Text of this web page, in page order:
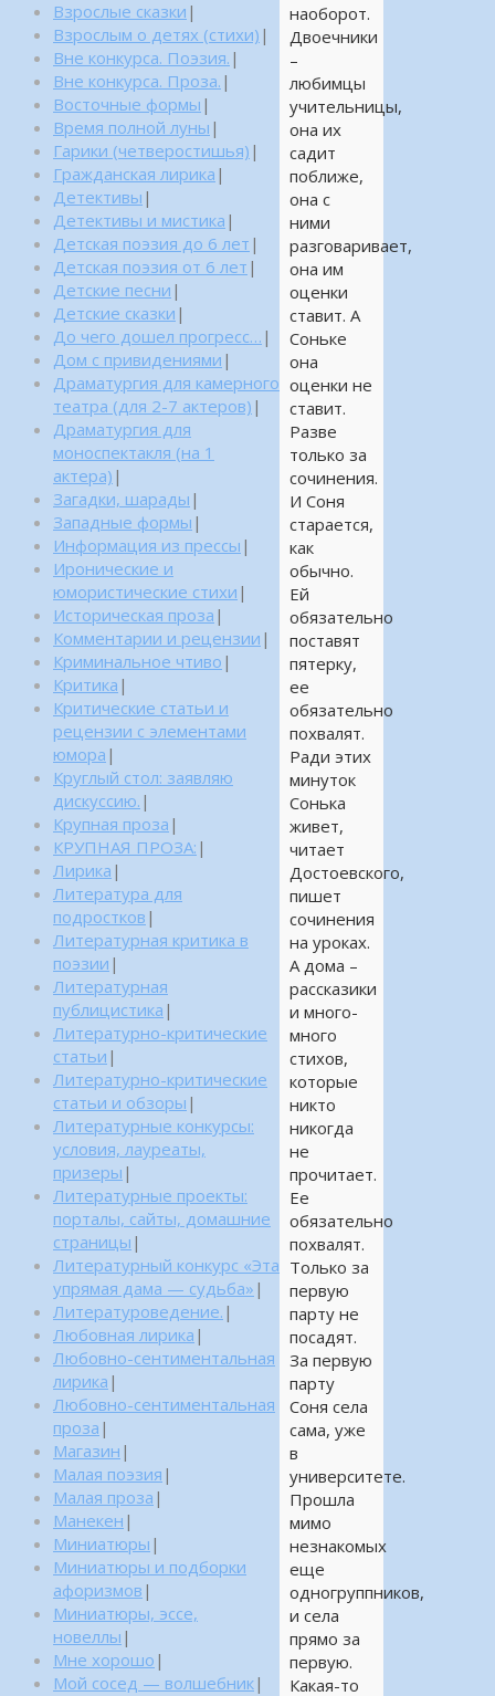
наоборот.
Двоечники
–
любимцы
учительницы,
она их
садит
поближе,
она с
ними
разговаривает,
она им
оценки
ставит. А
Соньке
она
оценки не
ставит.
Разве
только за
сочинения.
И Соня
старается,
как
обычно.
Ей
обязательно
поставят
пятерку,
ее
обязательно
похвалят.
Ради этих
минуток
Сонька
живет,
читает
Достоевского,
пишет
сочинения
на уроках.
А дома –
рассказики
и много-
много
стихов,
которые
никто
никогда
не
прочитает.
Ее
обязательно
похвалят.
Только за
первую
парту не
посадят.
За первую
парту
Соня села
сама, уже
в
университете.
Прошла
мимо
незнакомых
еще
одногруппников,
и села
прямо за
первую.
Какая-то
Взрослые сказки |
Взрослым о детях (стихи) |
Вне конкурса. Поэзия. |
Вне конкурса. Проза. |
Восточные формы |
Время полной луны |
Гарики (четверостишья) |
Гражданская лирика |
Детективы |
Детективы и мистика |
Детская поэзия до 6 лет |
Детская поэзия от 6 лет |
Детские песни |
Детские сказки |
До чего дошел прогресс… |
Дом с привидениями |
Драматургия для камерного
театра (для 2-7 актеров) |
Драматургия для
моноспектакля (на 1
актера) |
Загадки, шарады |
Западные формы |
Информация из прессы |
Иронические и
юмористические стихи |
Историческая проза |
Комментарии и рецензии |
Криминальное чтиво |
Критика |
Критические статьи и
рецензии с элементами
юмора |
Круглый стол: заявляю
дискуссию. |
Крупная проза |
КРУПНАЯ ПРОЗА: |
Лирика |
Литература для
подростков |
Литературная критика в
поэзии |
Литературная
публицистика |
Литературно-критические
статьи |
Литературно-критические
статьи и обзоры |
Литературные конкурсы:
условия, лауреаты,
призеры |
Литературные проекты:
порталы, сайты, домашние
страницы |
Литературный конкурс «Эта
упрямая дама — судьба» |
Литературоведение. |
Любовная лирика |
Любовно-сентиментальная
лирика |
Любовно-сентиментальная
проза |
Магазин |
Малая поэзия |
Малая проза |
Манекен |
Миниатюры |
Миниатюры и подборки
афоризмов |
Миниатюры, эссе,
новеллы |
Мне хорошо |
Мой сосед — волшебник|